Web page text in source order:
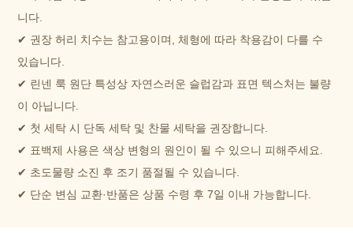
니다.
✔ 권장 허리 치수는 참고용이며, 체형에 따라 착용감이 다를 수
있습니다.
✔ 린넨 룩 원단 특성상 자연스러운 슬럽감과 표면 텍스처는 불량
이 아닙니다.
✔ 첫 세탁 시 단독 세탁 및 찬물 세탁을 권장합니다.
✔ 표백제 사용은 색상 변형의 원인이 될 수 있으니 피해주세요.
✔ 초도물량 소진 후 조기 품절될 수 있습니다.
✔ 단순 변심 교환·반품은 상품 수령 후 7일 이내 가능합니다.